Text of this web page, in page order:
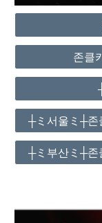
존클
┼ミ서울ミ┼존
┼ミ부산ミ┼존